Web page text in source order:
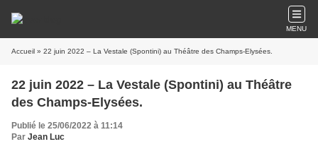
MENU
Accueil » 22 juin 2022 – La Vestale (Spontini) au Théâtre des Champs-Elysées.
22 juin 2022 – La Vestale (Spontini) au Théâtre
des Champs-Elysées.
Publié le 25/06/2022 à 11:14
Par Jean Luc